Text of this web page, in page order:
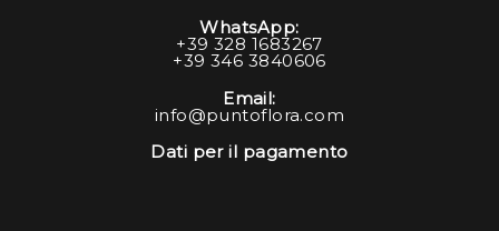
WhatsApp:
+39 328 1683267
+39 346 3840606
Email:
info@puntoflora.com
Dati per il pagamento